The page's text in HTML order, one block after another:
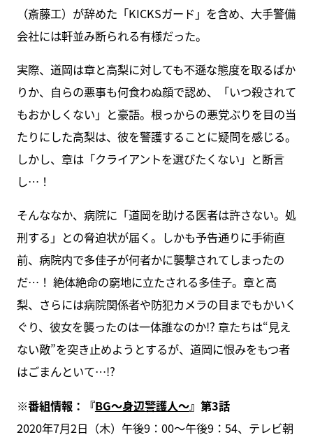
（斎藤工）が辞めた「KICKSガード」を含め、大手警備
会社には軒並み断られる有様だった。
実際、道岡は章と高梨に対しても不遜な態度を取るばか
りか、自らの悪事も何食わぬ顔で認め、「いつ殺されて
もおかしくない」と豪語。根っからの悪党ぶりを目の当
たりにした高梨は、彼を警護することに疑問を感じる。
しかし、章は「クライアントを選びたくない」と断言
し…！
そんななか、病院に「道岡を助ける医者は許さない。処
刑する」との脅迫状が届く。しかも予告通りに手術直
前、病院内で多佳子が何者かに襲撃されてしまったの
だ…！ 絶体絶命の窮地に立たされる多佳子。章と高
梨、さらには病院関係者や防犯カメラの目までもかいく
ぐり、彼女を襲ったのは一体誰なのか!? 章たちは“見え
ない敵”を突き止めようとするが、道岡に恨みをもつ者
はごまんといて…!?
※番組情報：『BG～身辺警護人～』第3話
2020年7月2日（木）午後9：00～午後9：54、テレビ朝